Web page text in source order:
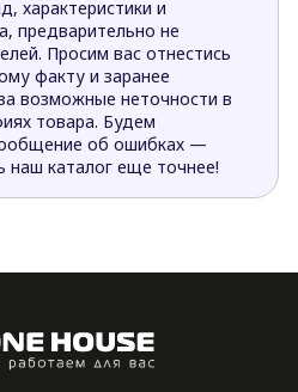
характеристики и
предварительно не
Просим вас отнестись
факту и заранее
возможные неточности в
товара. Будем
об ошибках —
наш каталог еще точнее!